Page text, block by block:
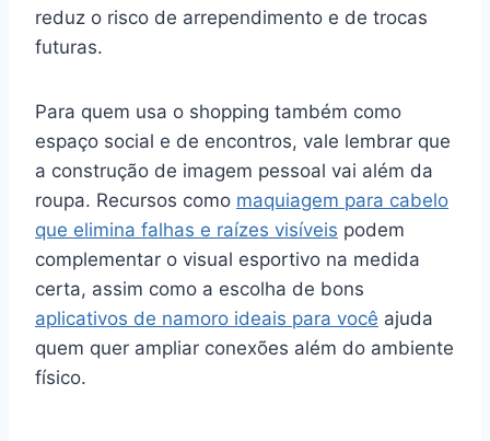
reduz o risco de arrependimento e de trocas
futuras.
Para quem usa o shopping também como
espaço social e de encontros, vale lembrar que
a construção de imagem pessoal vai além da
roupa. Recursos como maquiagem para cabelo
que elimina falhas e raízes visíveis podem
complementar o visual esportivo na medida
certa, assim como a escolha de bons
aplicativos de namoro ideais para você ajuda
quem quer ampliar conexões além do ambiente
físico.